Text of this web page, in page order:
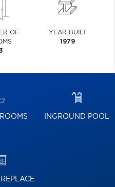
OF
YEAR BUILT
1979
INGROUND POOL